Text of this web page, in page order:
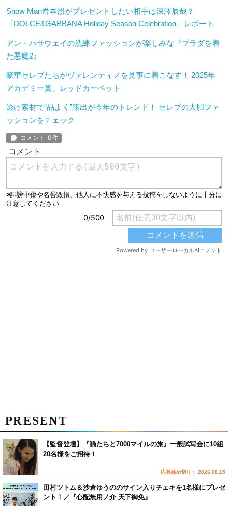
Snow Man岩本照がプレゼントしたい相手は深澤辰哉？
「DOLCE&GABBANA Holiday Season Celebration」レポート
アン・ハサウェイの洗練ファッションが楽しみな『プラダを着
た悪魔2』
豪華セレブたちがヴァレンティノを見事に着こなす！ 2025年
アカデミー賞、レッドカーペット
透け素材で“品よく”露出が今年のトレンド！ セレブの大胆ファ
ッションをチェック
PRESENT
【監督登壇】『猫たちと7000マイルの旅』一般試写会に10組
20名様をご招待！
応募締め切り： 2026.08.15
田村ツトム＆沙倉ゆうののサイン入りチェキを1名様にプレゼ
ント！／『心配無用ノ介 天下御免』